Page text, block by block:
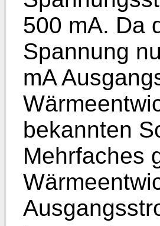
500 mA. Da
Spannung
mA
bekannten
Mehrfaches